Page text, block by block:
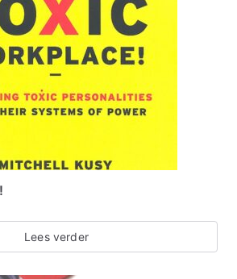
Lees verder